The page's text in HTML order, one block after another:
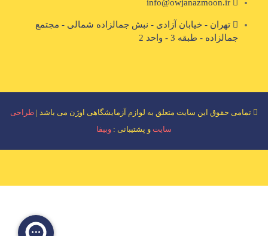
info@owjanazmoon.ir
تهران - خیابان آزادی - نبش جمالزاده شمالی - مجتمع
جمالزاده - طبقه 3 - واحد 2
تمامی حقوق این سایت متعلق به لوازم آزمایشگاهی اوژن می باشد | طراحی
سایتو پشتیبانی : وبیفا